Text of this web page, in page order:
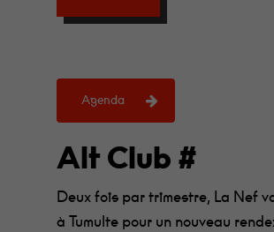
Agenda
Alt Club #
Deux fois par trimestre, La Nef
à Tumulte pour un nouveau